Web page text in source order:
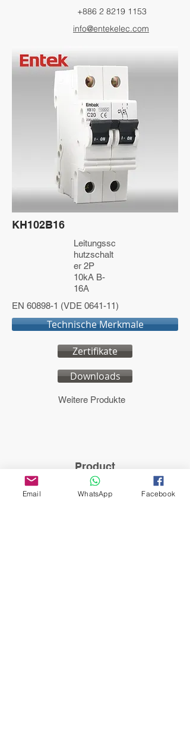
+886 2 8219 1153
info@entekelec.com
KH102B16
Leitungssc
hutzschalt
er 2P
10kA B-
16A
EN 60898-1 (VDE 0641-11)
Technische Merkmale
Zertifikate
Downloads
Weitere Produkte
Product
Model name
Email WhatsApp Facebook